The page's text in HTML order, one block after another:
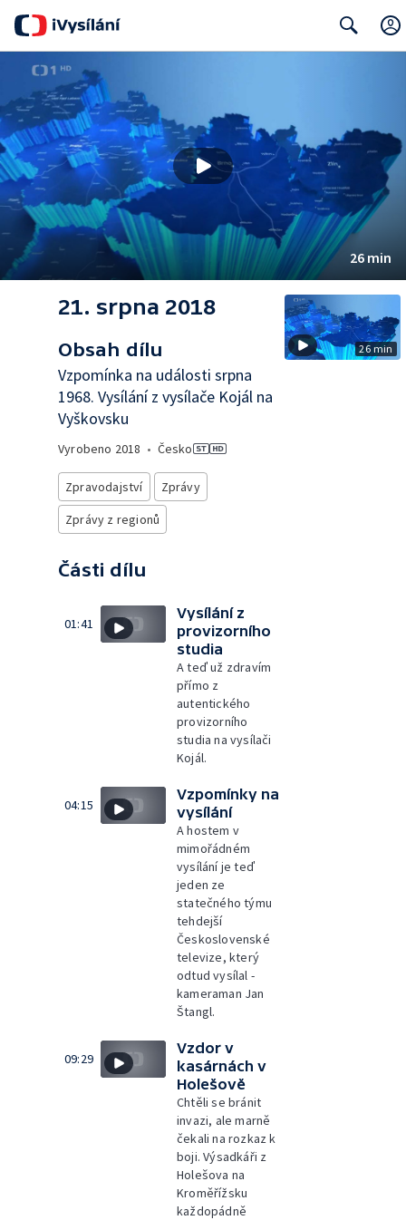
26 min
21. srpna 2018
Obsah dílu
Vzpomínka na události srpna
1968. Vysílání z vysílače Kojál na
Vyškovsku
Vyrobeno 2018 • Česko
Zpravodajství
Zprávy
Zprávy z regionů
Části dílu
01:41
Vysílání z
provizorního
studia
A teď už zdravím
přímo z
autentického
provizorního
studia na vysílači
Kojál.
04:15
Vzpomínky na
vysílání
A hostem v
mimořádném
vysílání je teď
jeden ze
statečného týmu
tehdejší
Československé
televize, který
odtud vysílal -
kameraman Jan
Štangl.
09:29
Vzdor v
kasárnách v
Holešově
Chtěli se bránit
invazi, ale marně
čekali na rozkaz k
boji. Výsadkáři z
Holešova na
Kroměřížsku
každopádně
26 min